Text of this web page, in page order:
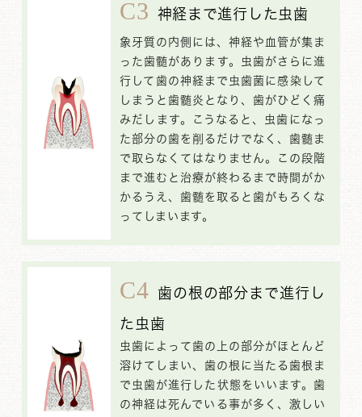
C3 神経まで進行した虫歯
象牙質の内側には、神経や血管が集ま
った歯髄があります。虫歯がさらに進
行して歯の神経まで虫歯菌に感染して
しまうと歯髄炎となり、歯がひどく痛
みだします。こうなると、虫歯になっ
た部分の歯を削るだけでなく、歯髄ま
で取らなくてはなりません。この段階
まで進むと治療が終わるまで時間がか
かるうえ、歯髄を取ると歯がもろくな
ってしまいます。
C4 歯の根の部分まで進行し
た虫歯
虫歯によって歯の上の部分がほとんど
溶けてしまい、歯の根に当たる歯根ま
で虫歯が進行した状態をいいます。歯
の神経は死んでいる事が多く、激しい